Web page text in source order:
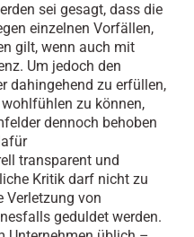
sei gesagt, dass die
einzelnen Vorfällen,
gilt, wenn auch mit
Um jedoch den
dahingehend zu erfüllen,
zu können,
dennoch behoben
transparent und
Kritik darf nicht zu
Verletzung von
geduldet werden.